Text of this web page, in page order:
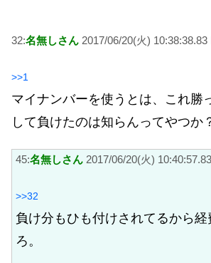
32:名無しさん 2017/06/20(火)
>>1
マイナンバーを使うとは、これ勝
して負けたのは知らんってやつか
45:名無しさん 2017/06/20(火)
>>32
負け分もひも付けされてるから
ろ。